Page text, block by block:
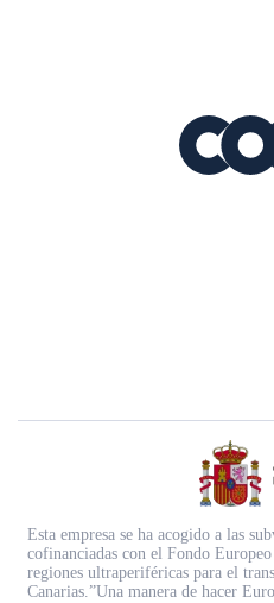
Esta empresa se ha acogido a las
cofinanciadas con el Fondo
regiones ultraperiféricas para el
Canarias.”Una manera de hacer